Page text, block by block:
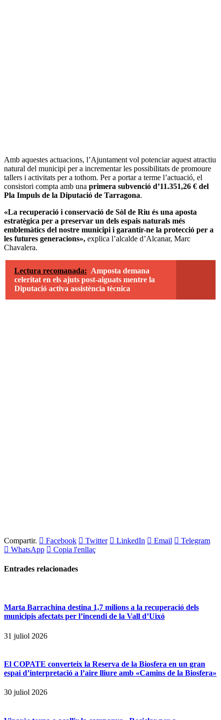
Amb aquestes actuacions, l’Ajuntament vol potenciar aquest atractiu
natural del municipi per a incrementar les possibilitats de promoure
tallers i activitats per a tothom. Per a portar a terme l’actuació, el
consistori compta amb una primera subvenció d’11.351,26 € del
Pla Impuls de la Diputació de Tarragona.
«La recuperació i conservació de Sòl de Riu és una aposta
estratègica per a preservar un dels espais naturals més
emblemàtics del nostre municipi i garantir-ne la protecció per a
les futures generacions», explica l’alcalde d’Alcanar, Marc
Chavalera.
Lectura recomanada: Amposta demana
celeritat en els ajuts post-aiguats mentre la
Diputació activa assistència tècnica
Compartir. Facebook Twitter LinkedIn Email
Telegram
WhatsApp
Copia l'enllaç
Entrades relacionades
Marta Barrachina destina 1,7 milions a la recuperació dels
municipis afectats per l’incendi de la Vall d’Uixó
31 juliol 2026
El COPATE converteix la Reserva de la Biosfera en un gran
espai d’interpretació a l’aire lliure amb «Camins de la Biosfera»
30 juliol 2026